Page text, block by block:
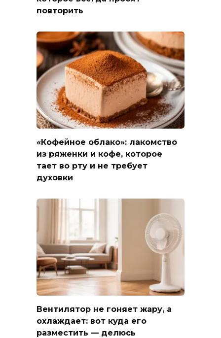
повторить
«Кофейное облако»: лакомство
из ряженки и кофе, которое
тает во рту и не требует
духовки
Вентилятор не гоняет жару, а
охлаждает: вот куда его
разместить — делюсь